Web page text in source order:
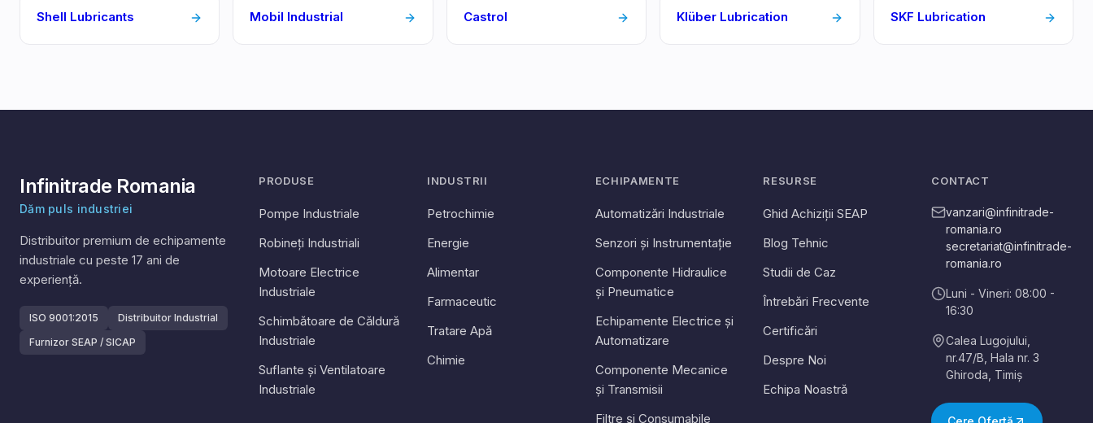
Shell Lubricants Mobil Industrial Castrol Klüber Lubrication SKF Lubrication
Infinitrade Romania
Dăm puls industriei
Distribuitor premium de echipamente
industriale cu peste 17 ani de
experiență.
ISO 9001:2015
Distribuitor Industrial
Furnizor SEAP / SICAP
PRODUSE
Pompe Industriale
Robineți Industriali
Motoare Electrice
Industriale
Schimbătoare de Căldură
Industriale
Suflante și Ventilatoare
Industriale
INDUSTRII
Petrochimie
Energie
Alimentar
Farmaceutic
Tratare Apă
Chimie
ECHIPAMENTE
Automatizări Industriale
Senzori și Instrumentație
Componente Hidraulice
și Pneumatice
Echipamente Electrice și
Automatizare
Componente Mecanice
și Transmisii
Filtre și Consumabile
RESURSE
Ghid Achiziții SEAP
Blog Tehnic
Studii de Caz
Întrebări Frecvente
Certificări
Despre Noi
Echipa Noastră
CONTACT
vanzari@infinitrade-
romania.ro
secretariat@infinitrade-
romania.ro
Luni - Vineri: 08:00 -
16:30
Calea Lugojului,
nr.47/B, Hala nr. 3
Ghiroda Timiș